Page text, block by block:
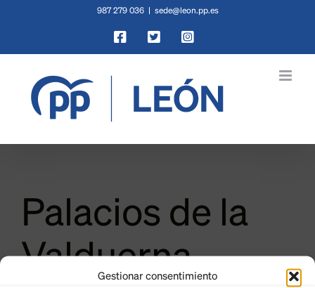
Gestionar consentimiento
987 279 036 sede@leon.pp.es
Facebook
X Instagram
Palacios de la
Valduerna